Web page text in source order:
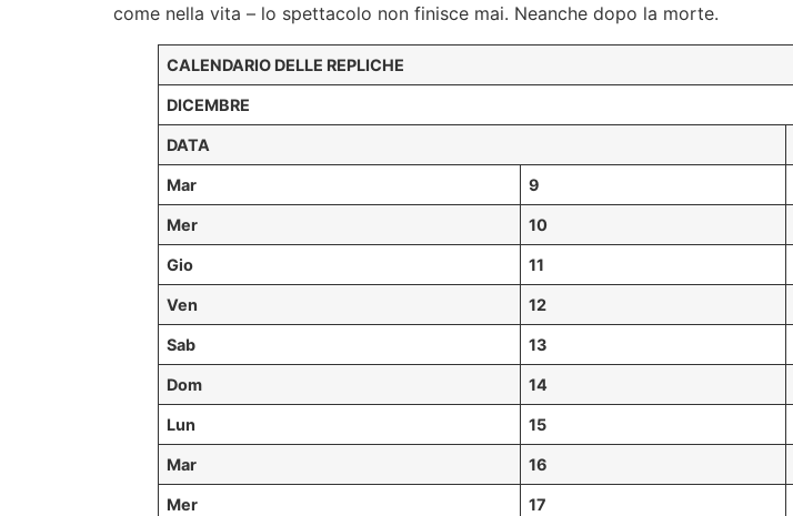
come nella vita – lo spettacolo non finisce mai. Neanche dopo la morte.
CALENDARIO DELLE REPLICHE
DICEMBRE
DATA
Mar 9
Mer 10
Gio 11
Ven 12
Sab 13
Dom 14
Lun 15
Mar 16
Mer 17